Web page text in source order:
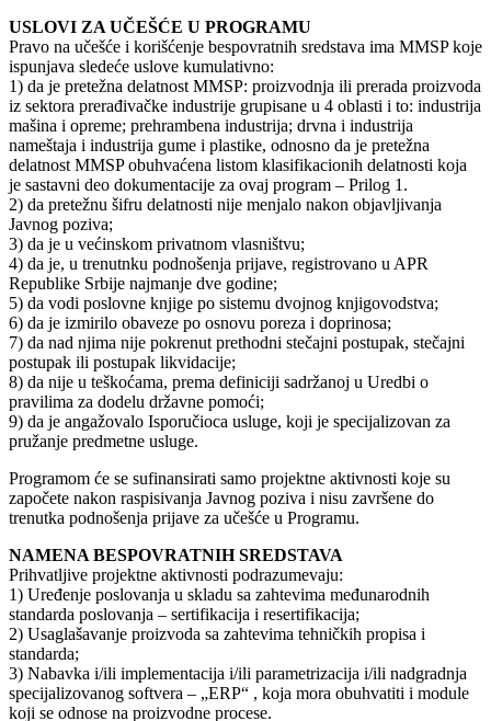
USLOVI ZA UČEŠĆE U PROGRAMU
Pravo na učešće i korišćenje bespovratnih sredstava ima MMSP koje
ispunjava sledeće uslove kumulativno:
1) da je pretežna delatnost MMSP: proizvodnja ili prerada proizvoda
iz sektora prerađivačke industrije grupisane u 4 oblasti i to: industrija
mašina i opreme; prehrambena industrija; drvna i industrija
nameštaja i industrija gume i plastike, odnosno da je pretežna
delatnost MMSP obuhvaćena listom klasifikacionih delatnosti koja
je sastavni deo dokumentacije za ovaj program – Prilog 1.
2) da pretežnu šifru delatnosti nije menjalo nakon objavljivanja
Javnog poziva;
3) da je u većinskom privatnom vlasništvu;
4) da je, u trenutnku podnošenja prijave, registrovano u APR
Republike Srbije najmanje dve godine;
5) da vodi poslovne knjige po sistemu dvojnog knjigovodstva;
6) da je izmirilo obaveze po osnovu poreza i doprinosa;
7) da nad njima nije pokrenut prethodni stečajni postupak, stečajni
postupak ili postupak likvidacije;
8) da nije u teškoćama, prema definiciji sadržanoj u Uredbi o
pravilima za dodelu državne pomoći;
9) da je angažovalo Isporučioca usluge, koji je specijalizovan za
pružanje predmetne usluge.
Programom će se sufinansirati samo projektne aktivnosti koje su
započete nakon raspisivanja Javnog poziva i nisu završene do
trenutka podnošenja prijave za učešće u Programu.
NAMENA BESPOVRATNIH SREDSTAVA
Prihvatljive projektne aktivnosti podrazumevaju:
1) Uređenje poslovanja u skladu sa zahtevima međunarodnih
standarda poslovanja – sertifikacija i resertifikacija;
2) Usaglašavanje proizvoda sa zahtevima tehničkih propisa i
standarda;
3) Nabavka i/ili implementacija i/ili parametrizacija i/ili nadgradnja
specijalizovanog softvera – „ERP“ , koja mora obuhvatiti i module
koji se odnose na proizvodne procese.